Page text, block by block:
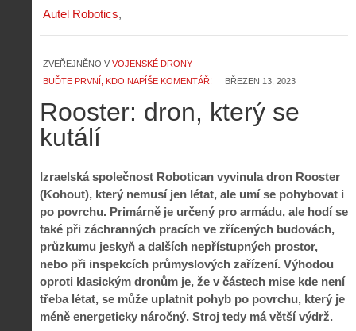
Autel Robotics
ZVEŘEJNĚNO V VOJENSKÉ DRONY
BUĎTE PRVNÍ, KDO NAPÍŠE KOMENTÁŘ!
BŘEZEN 13, 2023
Rooster: dron, který se
kutálí
Izraelská společnost Robotican vyvinula dron Rooster
(Kohout), který nemusí jen létat, ale umí se pohybovat i
po povrchu. Primárně je určený pro armádu, ale hodí se
také při záchranných pracích ve zřícených budovách,
průzkumu jeskyň a dalších nepřístupných prostor,
nebo při inspekcích průmyslových zařízení. Výhodou
oproti klasickým dronům je, že v částech mise kde není
třeba létat, se může uplatnit pohyb po povrchu, který je
méně energeticky náročný. Stroj tedy má větší výdrž.